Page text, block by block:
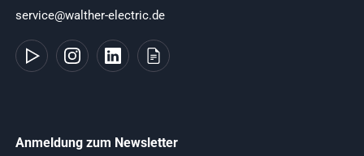
service@walther-electric.de
Anmeldung zum Newsletter